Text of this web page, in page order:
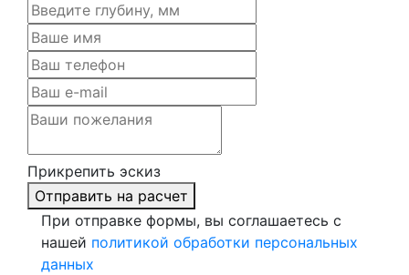
Прикрепить эскиз
Отправить на расчет
При отправке формы, вы соглашаетесь с
нашей политикой обработки персональных
данных